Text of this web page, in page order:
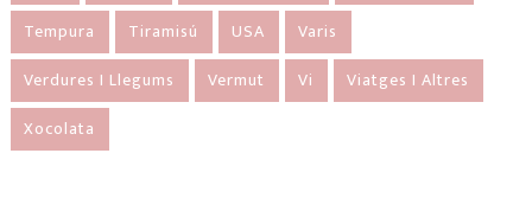
Tempura
Tiramisú USA
Varis
Verdures I Llegums
Vermut Vi
Viatges I Altres
Xocolata